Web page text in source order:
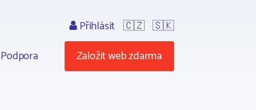
Podpora
Přihlásit 🇨🇿 🇸🇰
Založit web zdarma